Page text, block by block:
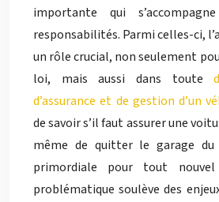
importante qui
responsabilités. Parmi celles-ci,
un rôle crucial, non seulement
loi, mais aussi dans toute
d’assurance et de gestion d’un
de savoir s’il faut assurer une
même de quitter le garage du
primordiale pour tout nouvel
problématique soulève des